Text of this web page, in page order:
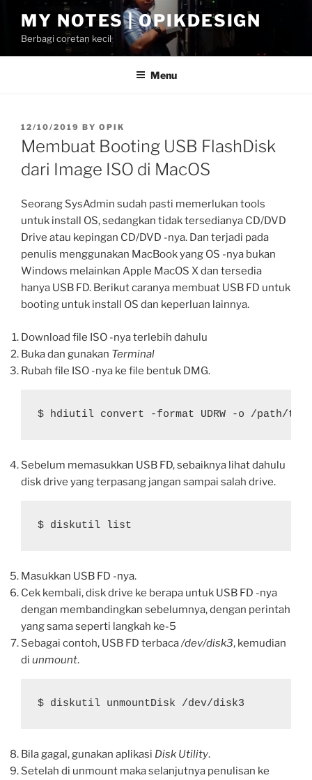
content
MY NOTES | OPIKDESIGN
Berbagi coretan kecil
Menu
POSTED
ON
12/10/2019 BY OPIK
Membuat Booting USB FlashDisk
dari Image ISO di MacOS
Seorang SysAdmin sudah pasti memerlukan tools
untuk install OS, sedangkan tidak tersedianya CD/DVD
Drive atau kepingan CD/DVD -nya. Dan terjadi pada
penulis menggunakan MacBook yang OS -nya bukan
Windows melainkan Apple MacOS X dan tersedia
hanya USB FD. Berikut caranya membuat USB FD untuk
booting untuk install OS dan keperluan lainnya.
Download file ISO -nya terlebih dahulu
Buka dan gunakan Terminal
Rubah file ISO -nya ke file bentuk DMG.
$ hdiutil convert -format UDRW -o /path/
Sebelum memasukkan USB FD, sebaiknya lihat dahulu
disk drive yang terpasang jangan sampai salah drive.
$ diskutil list
Masukkan USB FD -nya.
Cek kembali, disk drive ke berapa untuk USB FD -nya
dengan membandingkan sebelumnya, dengan perintah
yang sama seperti langkah ke-5
Sebagai contoh, USB FD terbaca/dev/disk3, kemudian
di unmount.
$ diskutil unmountDisk /dev/disk3
Bila gagal, gunakan aplikasi Disk Utility.
Setelah di unmount maka selanjutnya penulisan ke